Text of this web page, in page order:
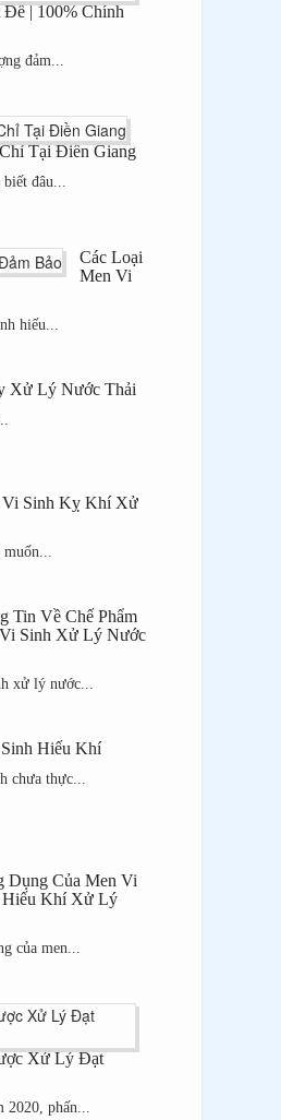
| 100% Chính
đảm...
Tại Điền Giang
đâu...
Các Loại
Men Vi
hiếu...
Xử Lý Nước Thải
Vi Sinh Kỵ Khí Xử
Tin Về Chế Phẩm
Sinh Xử Lý Nước
xử lý nước...
Hiếu Khí
chưa thực...
Dụng Của Men Vi
Hiếu Khí Xử Lý
của men...
Xử Lý Đạt
phấn...